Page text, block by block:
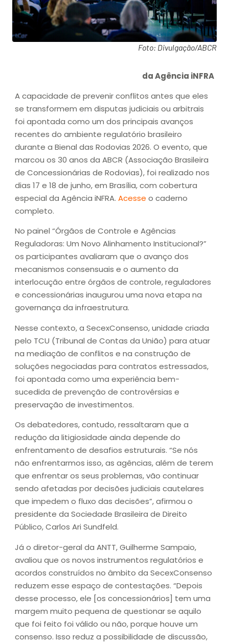
Foto: Divulgação/ABCR
da Agência iNFRA
A capacidade de prevenir conflitos antes que eles
se transformem em disputas judiciais ou arbitrais
foi apontada como um dos principais avanços
recentes do ambiente regulatório brasileiro
durante a Bienal das Rodovias 2026. O evento, que
marcou os 30 anos da ABCR (Associação Brasileira
de Concessionárias de Rodovias), foi realizado nos
dias 17 e 18 de junho, em Brasília, com cobertura
especial da Agência iNFRA. Acesse o caderno
completo.
No painel “Órgãos de Controle e Agências
Reguladoras: Um Novo Alinhamento Institucional?”
os participantes avaliaram que o avanço dos
mecanismos consensuais e o aumento da
interlocução entre órgãos de controle, reguladores
e concessionárias inaugurou uma nova etapa na
governança da infraestrutura.
Nesse contexto, a SecexConsenso, unidade criada
pelo TCU (Tribunal de Contas da União) para atuar
na mediação de conflitos e na construção de
soluções negociadas para contratos estressados,
foi apontada como uma experiência bem-
sucedida de prevenção de controvérsias e
preservação de investimentos.
Os debatedores, contudo, ressaltaram que a
redução da litigiosidade ainda depende do
enfrentamento de desafios estruturais. “Se nós
não enfrentarmos isso, as agências, além de terem
que enfrentar os seus problemas, vão continuar
sendo afetadas por decisões judiciais cautelares
que impedem o fluxo das decisões”, afirmou o
presidente da Sociedade Brasileira de Direito
Público, Carlos Ari Sundfeld.
Já o diretor-geral da ANTT, Guilherme Sampaio,
avaliou que os novos instrumentos regulatórios e
acordos construídos no âmbito da SecexConsenso
reduzem esse espaço de contestações. “Depois
desse processo, ele [os concessionários] tem uma
margem muito pequena de questionar se aquilo
que foi feito foi válido ou não, porque houve um
consenso. Isso reduz a possibilidade de discussão,